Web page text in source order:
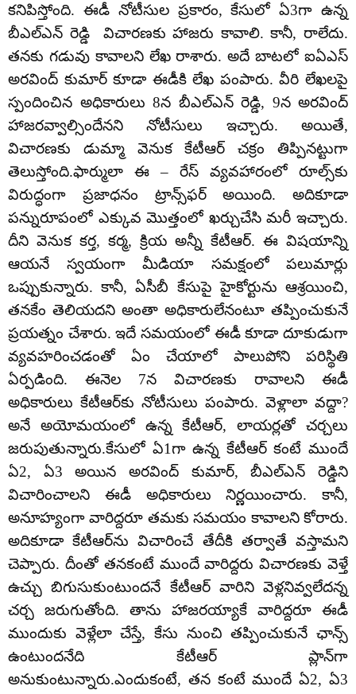
కనిపిస్తోంది. ఈడీ నోటీసుల ప్రకారం, కేసులో ఏ3గా ఉన్న
బీఎల్ఎన్ రెడ్డి విచారణకు హాజరు కావాలి. కానీ, రాలేదు.
తనకు గడువు కావాలని లేఖ రాశారు. అదే బాటలో ఐఏఎస్
అరవింద్ కుమార్ కూడా ఈడీకి లేఖ పంపారు. వీరి లేఖలపై
స్పందించిన అధికారులు 8న బీఎల్ఎన్ రెడ్డి, 9న అరవింద్
హాజరవ్వాల్సిందేనని నోటీసులు ఇచ్చారు. అయితే,
విచారణకు డుమ్మా వెనుక కేటీఆర్ చక్రం తిప్పినట్టుగా
తెలుస్తోంది.ఫార్ములా ఈ – రేస్ వ్యవహారంలో రూల్స్‌కు
విరుద్ధంగా ప్రజాధనం ట్రాన్స్‌ఫర్ అయింది. అదికూడా
పన్నురూపంలో ఎక్కువ మొత్తంలో ఖర్చుచేసి మరీ ఇచ్చారు.
దీని వెనుక కర్త, కర్మ, క్రియ అన్నీ కేటీఆర్. ఈ విషయాన్ని
ఆయనే స్వయంగా మీడియా సమక్షంలో పలుమార్లు
ఒప్పుకున్నారు. కానీ, ఏసీబీ కేసుపై హైకోర్టును ఆశ్రయించి,
తనకేం తెలియదని అంతా అధికారులేనంటూ తప్పించుకునే
ప్రయత్నం చేశారు. ఇదే సమయంలో ఈడీ కూడా దూకుడుగా
వ్యవహరించడంతో ఏం చేయాలో పాలుపోని పరిస్థితి
ఏర్పడింది. ఈనెల 7న విచారణకు రావాలని ఈడీ
అధికారులు కేటీఆర్‌కు నోటీసులు పంపారు. వెళ్లాలా వద్దా?
అనే అయోమయంలో ఉన్న కేటీఆర్, లాయర్లతో చర్చలు
జరుపుతున్నారు.కేసులో ఏ1గా ఉన్న కేటీఆర్ కంటే ముందే
ఏ2, ఏ3 అయిన అరవింద్ కుమార్, బీఎల్ఎన్ రెడ్డిని
విచారించాలని ఈడీ అధికారులు నిర్ణయించారు. కానీ,
అనూహ్యంగా వారిద్దరూ తమకు సమయం కావాలని కోరారు.
అదికూడా కేటీఆర్‌ను విచారించే తేదీకి తర్వాతే వస్తామని
చెప్పారు. దీంతో తనకంటే ముందే వారిద్దరు విచారణకు వెళ్తే
ఉచ్చు బిగుసుకుంటుందనే కేటీఆర్ వారిని వెళ్లనివ్వలేదన్న
చర్చ జరుగుతోంది. తాను హాజరయ్యాకే వారిద్దరూ ఈడీ
ముందుకు వెళ్లేలా చేస్తే, కేసు నుంచి తప్పించుకునే ఛాన్స్
ఉంటుందనేది కేటీఆర్‌ ప్లాన్‌గా
అనుకుంటున్నారు.ఎందుకంటే, తన కంటే ముందే ఏ2, ఏ3